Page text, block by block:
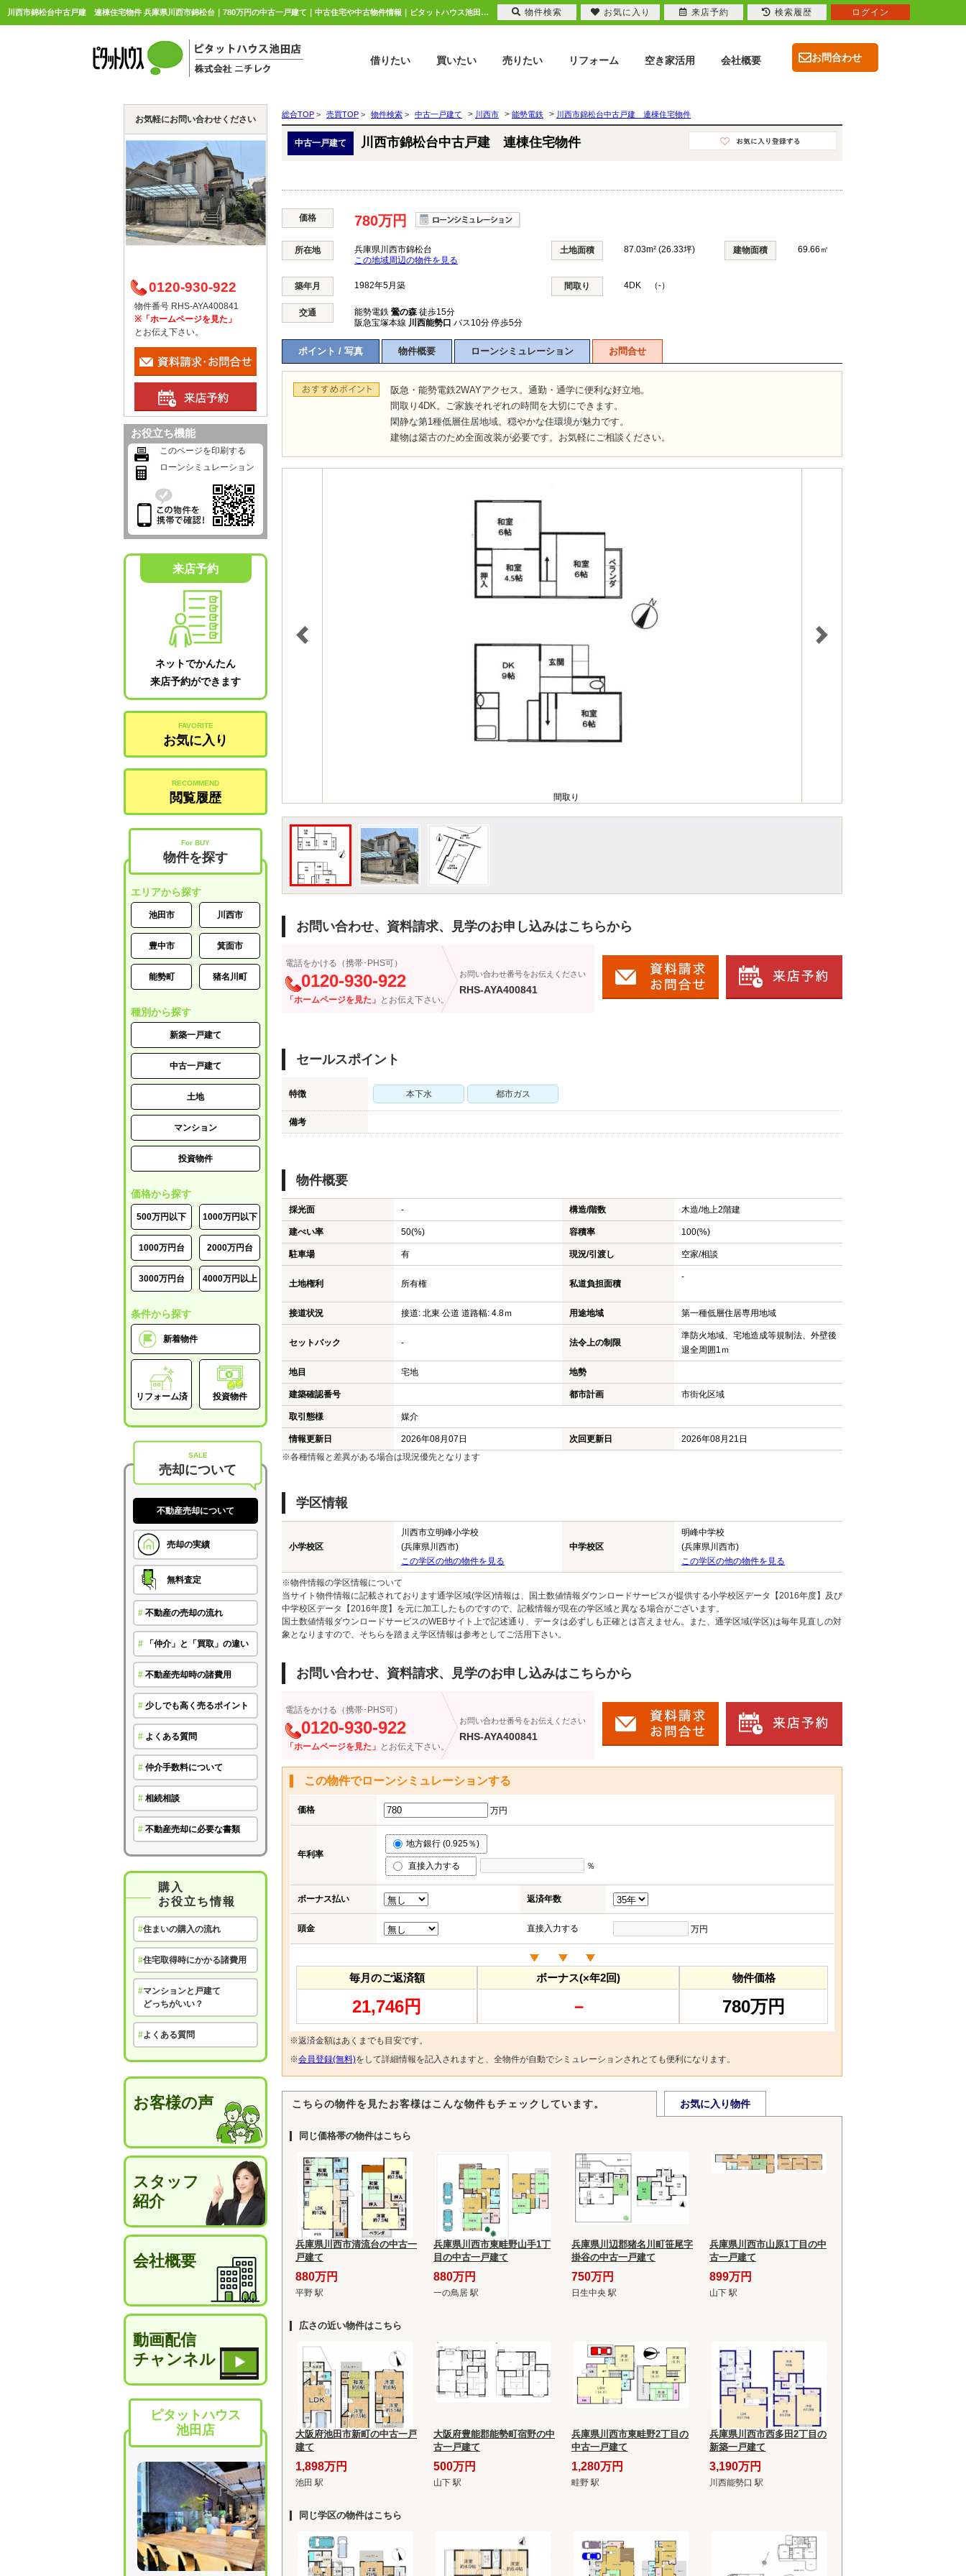
川西市錦松台中古戸建 連棟住宅物件 兵庫県川西市錦松台｜780万円の中古一戸建て｜中古住宅や中古物件情報｜ピタットハウス池田店 株式会社ニチレク
お問合わせ
借りたい 買いたい 売りたい リフォーム 空き家活用 会社概要
総合TOP > 売買TOP > 物件検索 > 中古一戸建て > 川西市 > 能勢電鉄 > 川西市錦松台中古戸建 連棟住宅物件
中古一戸建て 川西市錦松台中古戸建 連棟住宅物件
価格 780万円
所在地
兵庫県川西市錦松台
この地域周辺の物件を見る
土地面積 87.03m² (26.33坪) 建物面積 69.66㎡
築年月 1982年5月築 間取り 4DK （-）
交通 能勢電鉄 鶯の森 徒歩15分
阪急宝塚本線 川西能勢口 バス10分 停歩5分
ポイント / 写真 物件概要 ローンシミュレーション お問合せ
阪急・能勢電鉄2WAYアクセス。通勤・通学に便利な好立地。
間取り4DK。ご家族それぞれの時間を大切にできます。
閑静な第1種低層住居地域。穏やかな住環境が魅力です。
建物は築古のため全面改装が必要です。お気軽にご相談ください。
間取り
お問い合わせ、資料請求、見学のお申し込みはこちらから
電話をかける（携帯･PHS可）
0120-930-922
「ホームページを見た」 とお伝え下さい。
お問い合わせ番号をお伝えください
RHS-AYA400841
セールスポイント
特徴 本下水 都市ガス
備考
物件概要
採光面 - 構造/階数 木造/地上2階建
建ぺい率 50(%) 容積率 100(%)
駐車場 有 現況/引渡し 空家/相談
土地権利 所有権 私道負担面積
-
接道状況 接道: 北東 公道 道路幅: 4.8ｍ 用途地域 第一種低層住居専用地域
セットバック - 法令上の制限
準防火地域、宅地造成等規制法、外壁後
退全周囲1ｍ
地目 宅地 地勢
建築確認番号 都市計画 市街化区域
取引態様 媒介
情報更新日 2026年08月07日 次回更新日
2026年08月21日
※各種情報と差異がある場合は現況優先となります
学区情報
小学校区
川西市立明峰小学校
(兵庫県川西市)
この学区の他の物件を見る
中学校区
明峰中学校
(兵庫県川西市)
この学区の他の物件を見る
※物件情報の学区情報について
当サイト物件情報に記載されております通学区域(学区)情報は、国土数値情報ダウンロードサービスが提供する小学校区データ【2016年度】及び
中学校区データ【2016年度】を元に加工したものですので、記載情報が現在の学区域と異なる場合がございます。
国土数値情報ダウンロードサービスのWEBサイト上で記述通り、データは必ずしも正確とは言えません。また、通学区域(学区)は毎年見直しの対
象となりますので、そちらを踏まえ学区情報は参考としてご活用下さい。
お問い合わせ、資料請求、見学のお申し込みはこちらから
電話をかける（携帯･PHS可）
0120-930-922
「ホームページを見た」 とお伝え下さい。
お問い合わせ番号をお伝えください
RHS-AYA400841
この物件でローンシミュレーションする
価格 万円
年利率
地方銀行 (0.925％)
直接入力する ％
ボーナス払い 返済年数
頭金 直接入力する 万円
毎月のご返済額
21,746円
ボーナス(×年2回)
－
物件価格
780万円
※返済金額はあくまでも目安です。
※会員登録(無料)をして詳細情報を記入されますと、全物件が自動でシミュレーションされとても便利になります。
こちらの物件を見たお客様はこんな物件もチェックしています。 お気に入り物件
同じ価格帯の物件はこちら
兵庫県川西市清流台の中古一
戸建て
880万円
平野 駅
兵庫県川西市東畦野山手1丁
目の中古一戸建て
880万円
一の鳥居 駅
兵庫県川辺郡猪名川町笹尾字
掛谷の中古一戸建て
750万円
日生中央 駅
兵庫県川西市山原1丁目の中
古一戸建て
899万円
山下 駅
広さの近い物件はこちら
大阪府池田市新町の中古一戸
建て
1,898万円
池田 駅
大阪府豊能郡能勢町宿野の中
古一戸建て
500万円
山下 駅
兵庫県川西市東畦野2丁目の
中古一戸建て
1,280万円
畦野 駅
兵庫県川西市西多田2丁目の
新築一戸建て
3,190万円
川西能勢口 駅
同じ学区の物件はこちら
お気軽にお問い合わせください
0120-930-922
物件番号 RHS-AYA400841
※「ホームページを見た」
とお伝え下さい。
お役立ち機能
このページを印刷する
ローンシミュレーション
来店予約
ネットでかんたん
来店予約ができます
FAVORITE
お気に入り
RECOMMEND
閲覧履歴
For BUY
物件を探す
エリアから探す
池田市 川西市
豊中市 箕面市
能勢町 猪名川町
種別から探す
新築一戸建て
中古一戸建て
土地
マンション
投資物件
価格から探す
500万円以下 1000万円以下
1000万円台 2000万円台
3000万円台 4000万円以上
条件から探す
新着物件
リフォーム済 投資物件
SALE
売却について
不動産売却について
売却の実績
無料査定
# 不動産の売却の流れ
# 「仲介」と「買取」の違い
# 不動産売却時の諸費用
# 少しでも高く売るポイント
# よくある質問
# 仲介手数料について
# 相続相談
# 不動産売却に必要な書類
購入
お役立ち情報
#住まいの購入の流れ
#住宅取得時にかかる諸費用
#マンションと戸建て
どっちがいい？
#よくある質問
お客様の声
スタッフ
紹介
会社概要
動画配信
チャンネル
ピタットハウス
池田店
物件検索 お気に入り 来店予約 検索履歴 ログイン